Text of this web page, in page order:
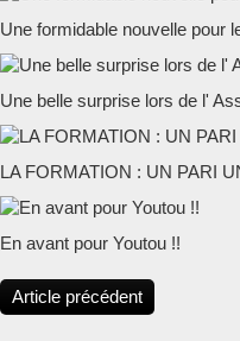
Une formidable nouvelle pour
Une belle surprise lors de l'
LA FORMATION : UN PARI
En avant pour Youtou !!
Article précédent